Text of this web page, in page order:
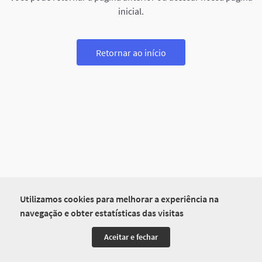
Utilizamos cookies para melhorar a experiência na
navegação e obter estatísticas das visitas
Aceitar e fechar
inicial.
Retornar ao início